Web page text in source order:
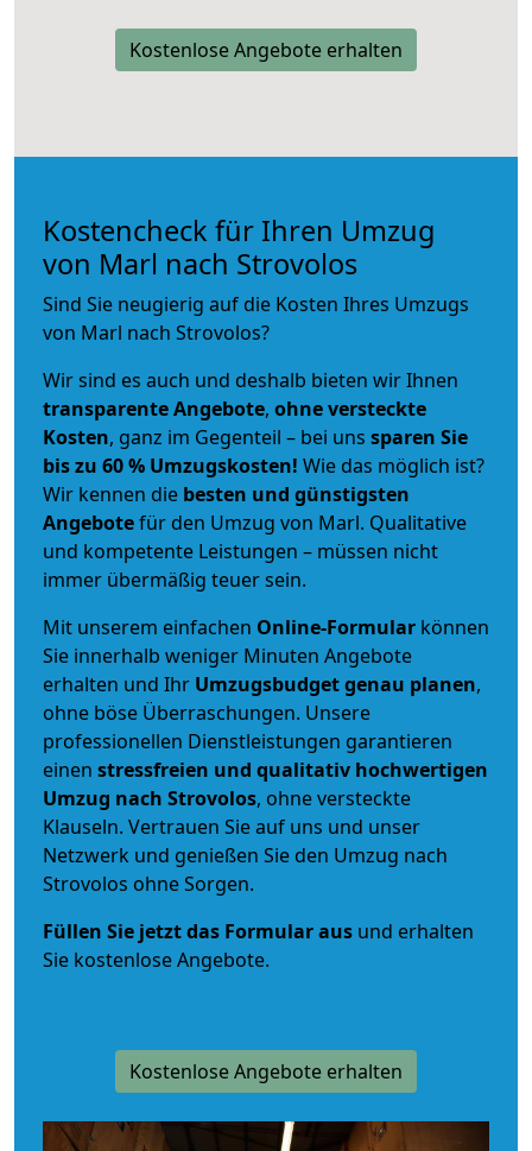
Kostenlose Angebote erhalten
Kostencheck für Ihren Umzug
von Marl nach Strovolos
Sind Sie neugierig auf die Kosten Ihres Umzugs
von Marl nach Strovolos?
Wir sind es auch und deshalb bieten wir Ihnen
transparente Angebote, ohne versteckte
Kosten, ganz im Gegenteil – bei uns sparen Sie
bis zu 60 % Umzugskosten! Wie das möglich ist?
Wir kennen die besten und günstigsten
Angebotefür den Umzug von Marl. Qualitative
und kompetente Leistungen – müssen nicht
immer übermäßig teuer sein.
Mit unserem einfachen Online-Formular können
Sie innerhalb weniger Minuten Angebote
erhalten und Ihr Umzugsbudgetgenau planen,
ohne böse Überraschungen. Unsere
professionellen Dienstleistungen garantieren
einen stressfreien und qualitativ hochwertigen
Umzug nach Strovolos, ohne versteckte
Klauseln. Vertrauen Sie auf uns und unser
Netzwerk und genießen Sie den Umzug nach
Strovolos ohne Sorgen.
Füllen Sie jetzt das Formular aus und erhalten
Sie kostenlose Angebote.
Kostenlose Angebote erhalten